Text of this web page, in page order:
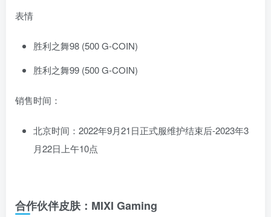
表情
胜利之舞98 (500 G-COIN)
胜利之舞99 (500 G-COIN)
销售时间：
北京时间：2022年9月21日正式服维护结束后-2023年3
月22日上午10点
合作伙伴皮肤：MIXI Gaming